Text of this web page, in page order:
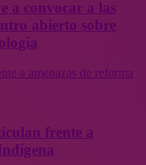
a convocar a las
abierto sobre
a amenazas de reforma
frente a